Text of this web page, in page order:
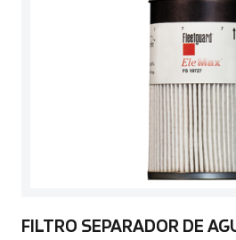
FILTRO SEPARADOR DE